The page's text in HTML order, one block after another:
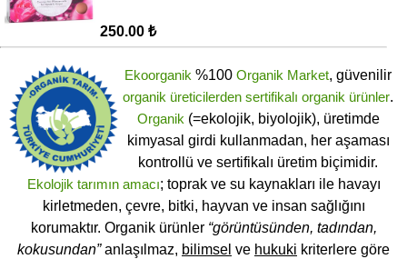
250.00 ₺
Ekoorganik %100 Organik Market, güvenilir
organik üreticilerden sertifikalı organik ürünler.
Organik (=ekolojik, biyolojik), üretimde
kimyasal girdi kullanmadan, her aşaması
kontrollü ve sertifikalı üretim biçimidir.
Ekolojik tarımın amacı; toprak ve su kaynakları ile havayı
kirletmeden, çevre, bitki, hayvan ve insan sağlığını
korumaktır. Organik ürünler “görüntüsünden, tadından,
kokusundan”anlaşılmaz, bilimsel ve hukuki kriterlere göre